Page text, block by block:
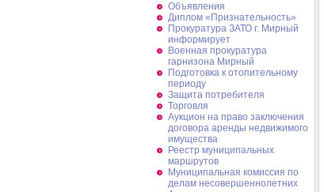
Объявления
Диплом «Признательность»
Прокуратура ЗАТО г. Мирный
информирует
Военная прокуратура
гарнизона Мирный
Подготовка к отопительному
периоду
Защита потребителя
Торговля
Аукцион на право заключения
договора аренды недвижимого
имущества
Реестр муниципальных
маршрутов
Муниципальная комиссия по
делам несовершеннолетних